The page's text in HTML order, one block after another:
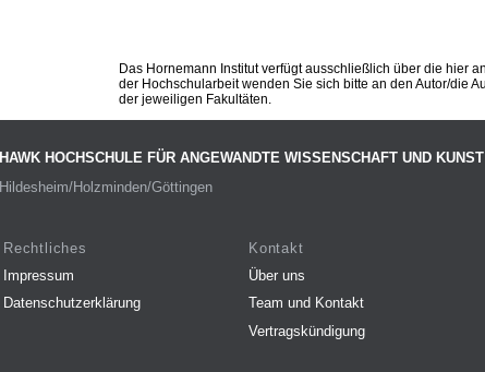
Das Hornemann Institut verfügt ausschließlich über die hier
der Hochschularbeit wenden Sie sich bitte an den Autor/die
der jeweiligen Fakultäten.
HAWK HOCHSCHULE FÜR ANGEWANDTE WISSENSCHAFT UND KUNST
Hildesheim/Holzminden/Göttingen
Rechtliches
Impressum
Datenschutzerklärung
Kontakt
Über uns
Team und Kontakt
Vertragskündigung